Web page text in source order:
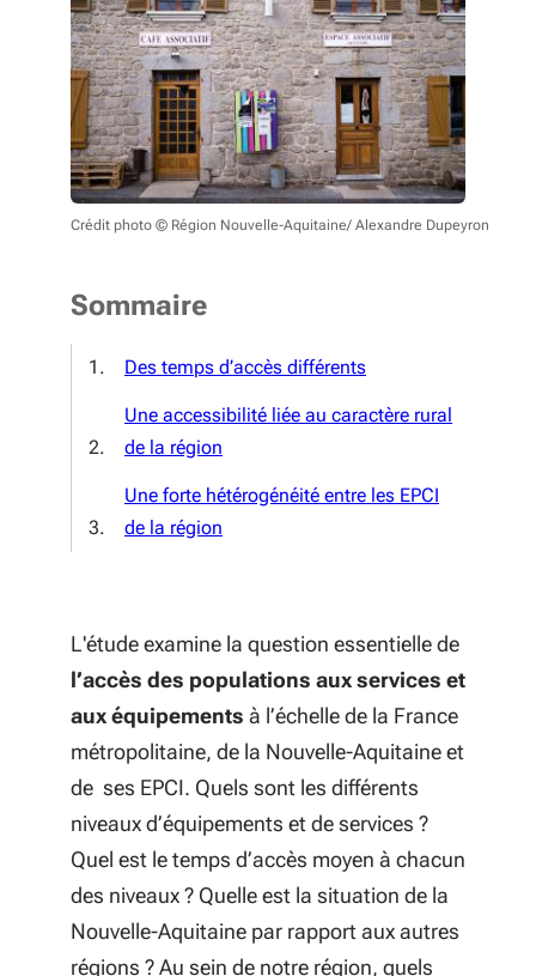
Crédit photo © Région Nouvelle-Aquitaine/ Alexandre Dupeyron
Sommaire
Des temps d’accès différents
Une accessibilité liée au caractère rural
de la région
Une forte hétérogénéité entre les EPCI
de la région
L'étude examine la question essentielle de
l’accès des populations aux services et
aux équipements à l’échelle de la France
métropolitaine, de la Nouvelle-Aquitaine et
de ses EPCI. Quels sont les différents
niveaux d’équipements et de services ?
Quel est le temps d’accès moyen à chacun
des niveaux ? Quelle est la situation de la
Nouvelle-Aquitaine par rapport aux autres
régions ? Au sein de notre région, quels